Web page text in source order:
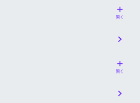
開く
開く